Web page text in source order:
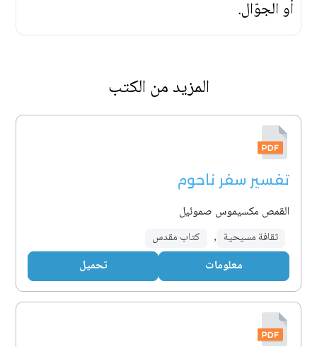
أو الجوّال.
المزيد من الكتب
تفسير سفر ناحوم
القمص مكسيموس صموئيل
ثقافة مسيحية , كتاب مقدس
معلومات تحميل